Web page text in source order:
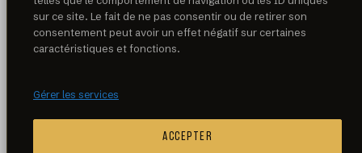
sur ce site. Le fait de ne pas consentir ou de retirer son
consentement peut avoir un effet négatif sur certaines
caractéristiques et fonctions.
Gérer les services
ACCEPTER